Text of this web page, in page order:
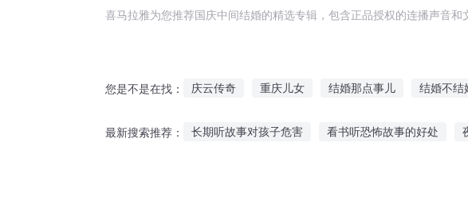
文天祥 自由吟诵
喜马拉雅为您推荐国庆中间结婚的精选专辑，包含正品授权的连播声音
您是不是在找： 庆云传奇 重庆儿女 结婚那点事儿 结婚不结
最新搜索推荐： 长期听故事对孩子危害 看书听恐怖故事的好处